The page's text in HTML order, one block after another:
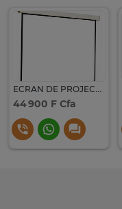
ECRAN DE PROJECTION MANUEL 180 X 180
44 900 F Cfa